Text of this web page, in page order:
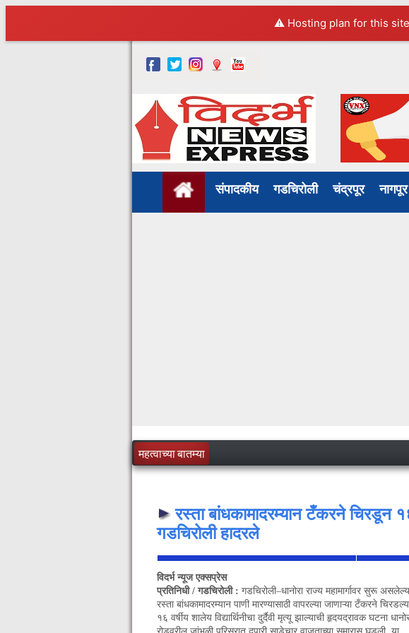
⚠️ Hosting plan for this
संपादकीय गडचिरोली चंद्रपूर
महत्वाच्या बातम्या
रस्ता बांधकामादरम्यान टँकरने चिरडून १६
गडचिरोली हादरले
विदर्भ न्यूज एक्सप्रेस
प्रतिनिधी / गडचिरोली : गडचिरोली–धानोरा राज्य महामार्गावर सुरू
रस्ता बांधकामादरम्यान पाणी मारण्यासाठी वापरल्या जाणाऱ्या टँकरने
१६ वर्षीय शालेय विद्यार्थिनीचा दुर्दैवी मृत्यू झाल्याची हृदयद्रावक घटना